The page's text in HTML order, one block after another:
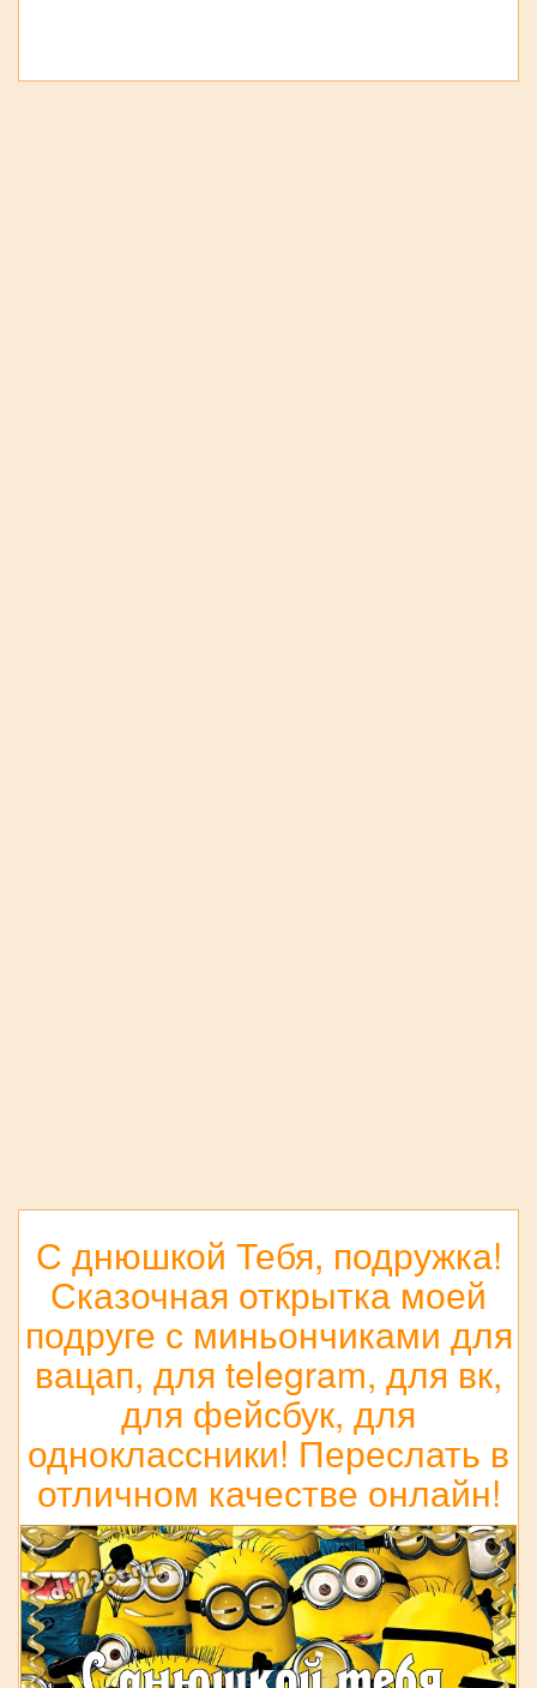
С днюшкой Тебя, подружка!
Сказочная открытка моей
подруге с миньончиками для
вацап, для telegram, для вк,
для фейсбук, для
одноклассники! Переслать в
отличном качестве онлайн!